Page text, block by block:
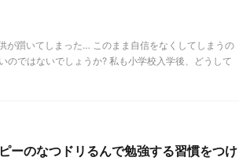
が躓いてしまった… このまま自信をなくしてしまうの
のではないでしょうか? 私も小学校入学後、どうして
ーのなつドリるんで勉強する習慣をつけ